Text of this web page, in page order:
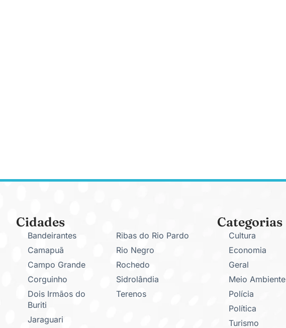
Cidades
Bandeirantes
Camapuã
Campo Grande
Corguinho
Dois Irmãos do
Buriti
Jaraguari
Ribas do Rio Pardo
Rio Negro
Rochedo
Sidrolândia
Terenos
Categorias
Cultura
Economia
Geral
Meio Ambiente
Polícia
Política
Turismo